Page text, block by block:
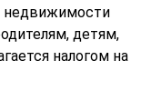
недвижимости
детям,
налогом на